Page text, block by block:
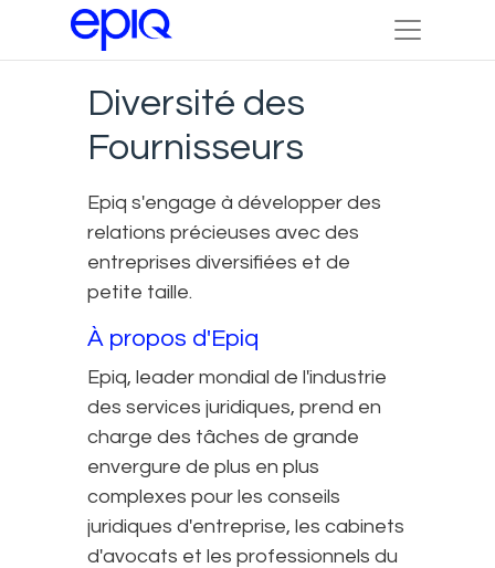
Diversité des
Fournisseurs
Epiq s'engage à développer des
relations précieuses avec des
entreprises diversifiées et de
petite taille.
À propos d'Epiq
Epiq, leader mondial de l'industrie
des services juridiques, prend en
charge des tâches de grande
envergure de plus en plus
complexes pour les conseils
juridiques d'entreprise, les cabinets
d'avocats et les professionnels du